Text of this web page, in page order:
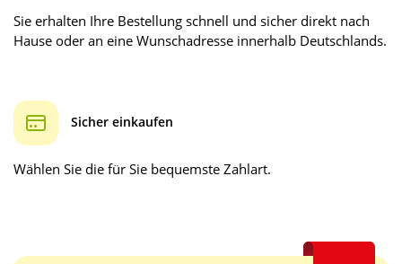
Sie erhalten Ihre Bestellung schnell und sicher direkt nach
Hause oder an eine Wunschadresse innerhalb Deutschlands.
Sicher einkaufen
Wählen Sie die für Sie bequemste Zahlart.